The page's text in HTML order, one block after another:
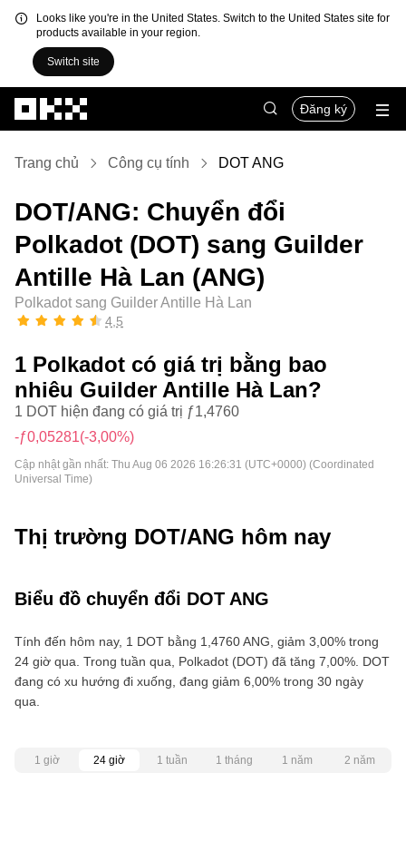
Looks like you're in the United States. Switch to the United States site for
products available in your region.
Switch site
Đăng ký
Trang chủ Công cụ tính DOT ANG
DOT/ANG: Chuyển đổi
Polkadot (DOT) sang Guilder
Antille Hà Lan (ANG)
Polkadot sang Guilder Antille Hà Lan
4,5
1 Polkadot có giá trị bằng bao
nhiêu Guilder Antille Hà Lan?
1 DOT hiện đang có giá trị ƒ1,4760
-ƒ0,05281(-3,00%)
Cập nhật gần nhất: Thu Aug 06 2026 16:26:31 (UTC+0000) (Coordinated
Universal Time)
Thị trường DOT/ANG hôm nay
Biểu đồ chuyển đổi DOT ANG
Tính đến hôm nay, 1 DOT bằng 1,4760 ANG, giảm 3,00% trong
24 giờ qua. Trong tuần qua, Polkadot (DOT) đã tăng 7,00%. DOT
đang có xu hướng đi xuống, đang giảm 6,00% trong 30 ngày
qua.
1 giờ 24 giờ 1 tuần 1 tháng 1 năm 2 năm